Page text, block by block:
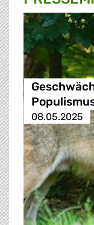
08.05.2025